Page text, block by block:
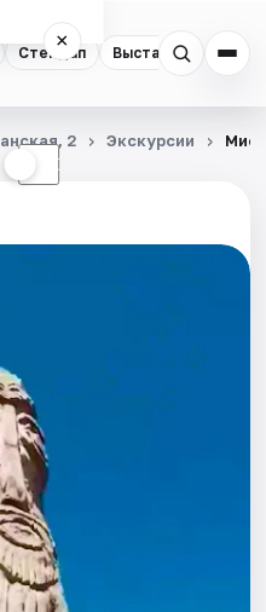
Стендап Выставки
×
☾
2 Экскурсии